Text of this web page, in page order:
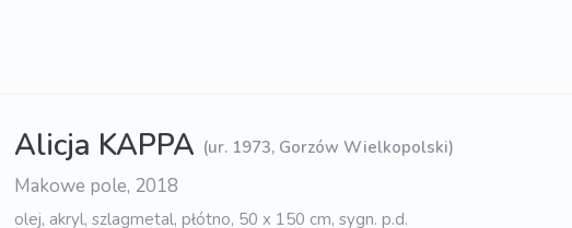
Alicja KAPPA (ur. 1973, Gorzów Wielkopolski)
Makowe pole, 2018
olej, akryl, szlagmetal, płótno, 50 x 150 cm, sygn. p.d.